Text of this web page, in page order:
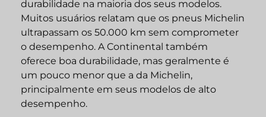
durabilidade na maioria dos seus modelos.
Muitos usuários relatam que os pneus Michelin
ultrapassam os 50.000 km sem comprometer
o desempenho. A Continental também
oferece boa durabilidade, mas geralmente é
um pouco menor que a da Michelin,
principalmente em seus modelos de alto
desempenho.